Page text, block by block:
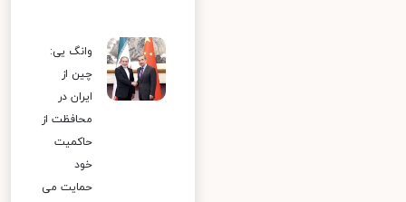
وانگ یی:
چین از
ایران در
محافظت از
حاکمیت
خود
حمایت می